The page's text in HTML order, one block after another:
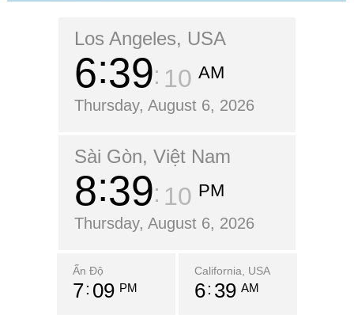
Los Angeles, USA
6 39 11 AM
Thursday, August 6, 2026
Sài Gòn, Việt Nam
8 39 11 PM
Thursday, August 6, 2026
Ấn Độ
7 09 PM
California, USA
6 39 AM